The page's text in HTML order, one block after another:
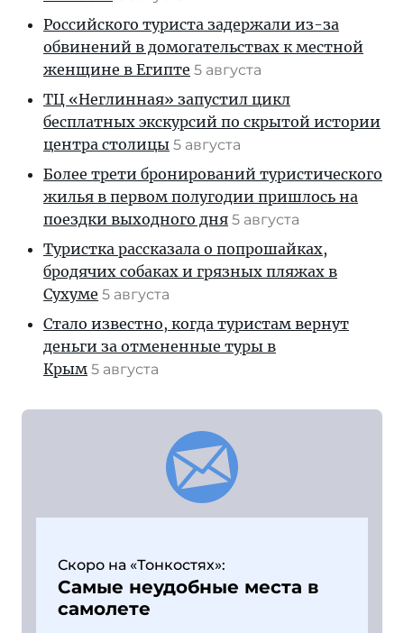
Российского туриста задержали из-за
обвинений в домогательствах к местной
женщине в Египте 5 августа
ТЦ «Неглинная» запустил цикл
бесплатных экскурсий по скрытой истории
центра столицы 5 августа
Более трети бронирований туристического
жилья в первом полугодии пришлось на
поездки выходного дня 5 августа
Туристка рассказала о попрошайках,
бродячих собаках и грязных пляжах в
Сухуме 5 августа
Стало известно, когда туристам вернут
деньги за отмененные туры в
Крым 5 августа
Скоро на «Тонкостях»:
Самые неудобные места в
самолете